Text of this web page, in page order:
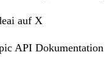
auf X
API Dokumentation